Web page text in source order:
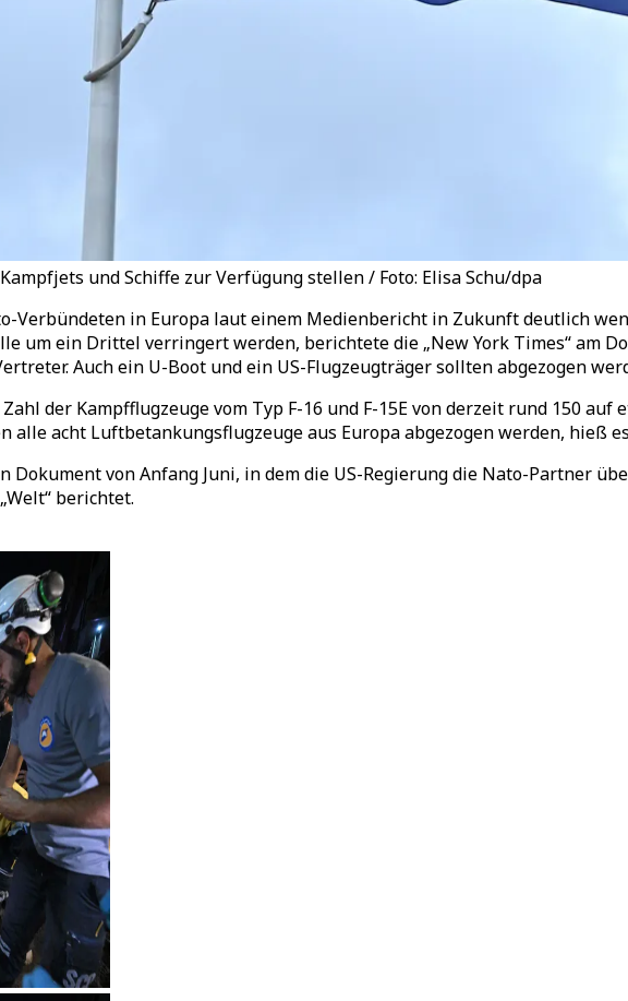
und Schiffe zur Verfügung stellen / Foto: Elisa Schu/dpa
Verbündeten in Europa laut einem Medienbericht in Zukunft deutlich
um ein Drittel verringert werden, berichtete die „New York Times“ am
Auch ein U-Boot und ein US-Flugzeugträger sollten abgezogen
der Kampfflugzeuge vom Typ F-16 und F-15E von derzeit rund 150
alle acht Luftbetankungsflugzeuge aus Europa abgezogen werden, hieß
Dokument von Anfang Juni, in dem die US-Regierung die Nato-Partner
berichtet.